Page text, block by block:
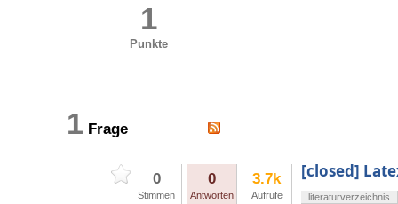
1
Punkte
1 Frage
0
Stimmen
0
Antworten
3.7k
Aufrufe
[closed]
literaturverzeichnis